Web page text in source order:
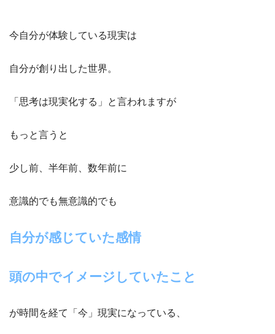
今自分が体験している現実は
自分が創り出した世界。
「思考は現実化する」と言われますが
もっと言うと
少し前、半年前、数年前に
意識的でも無意識的でも
自分が感じていた感情
頭の中でイメージしていたこと
が時間を経て「今」現実になっている、